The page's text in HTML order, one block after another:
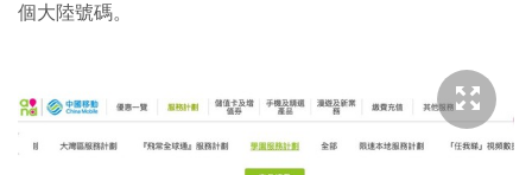
個大陸號碼。